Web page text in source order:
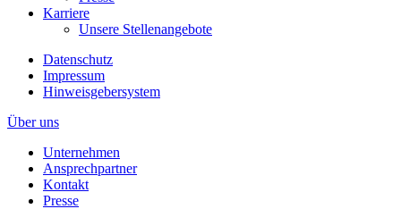
Karriere
Unsere Stellenangebote
Datenschutz
Impressum
Hinweisgebersystem
Über uns
Unternehmen
Ansprechpartner
Kontakt
Presse